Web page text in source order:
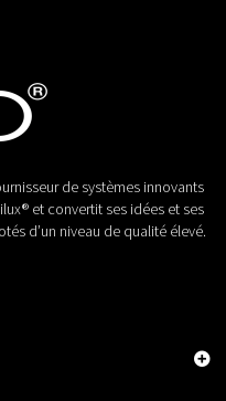
de systèmes innovants
et convertit ses idées et ses
d’un niveau de qualité élevé.